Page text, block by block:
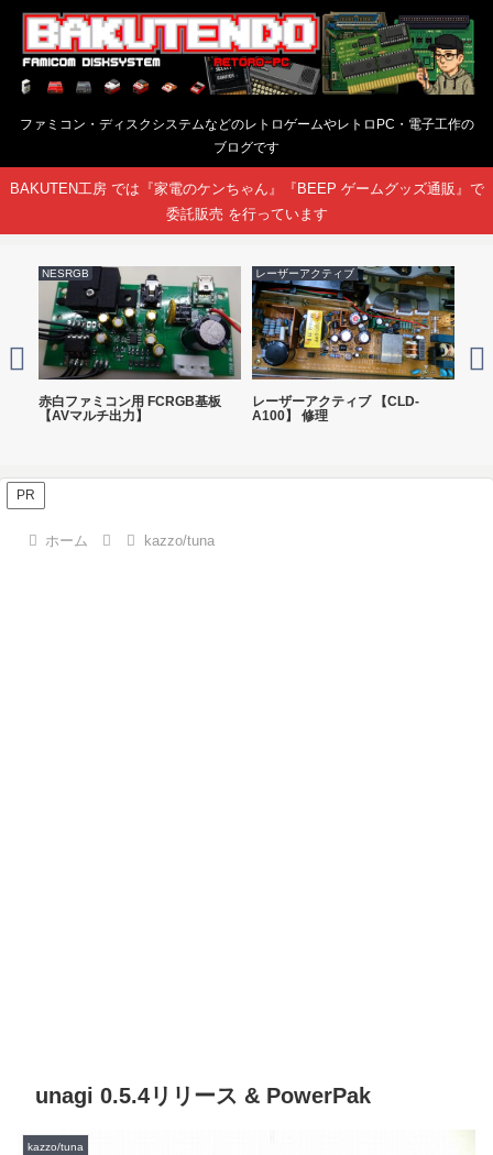
ファミコン・ディスクシステムなどのレトロゲームやレトロPC・電子工作の
ブログです
BAKUTEN工房 では『家電のケンちゃん』『BEEP ゲームグッズ通販』で
委託販売 を行っています
NESRGB
赤白ファミコン用 FCRGB基板
【AVマルチ出力】
レーザーアクティブ
レーザーアクティブ 【CLD-
A100】 修理
PR
ホーム kazzo/tuna
unagi 0.5.4リリース & PowerPak
kazzo/tuna